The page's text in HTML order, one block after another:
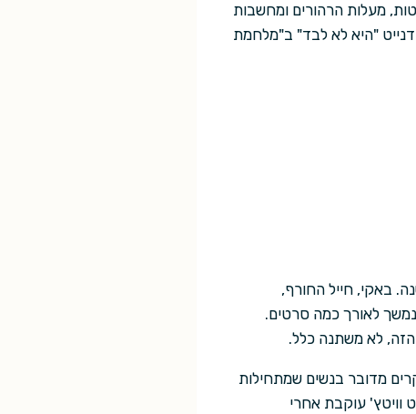
מעלות הרהורים ומחשבות
"היא לא לבד" ב"מלחמת
באקי, חייל החורף,
לאורך כמה סרטים.
לא משתנה כלל.
מדובר בנשים שמתחילות
וויטץ' עוקבת אחרי